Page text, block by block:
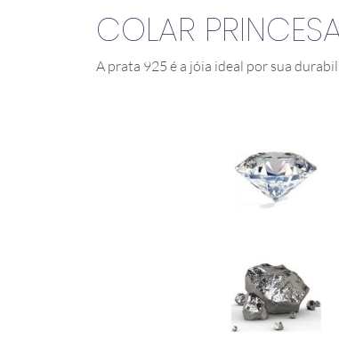
COLAR
A prata 925 é a jóia ideal por sua